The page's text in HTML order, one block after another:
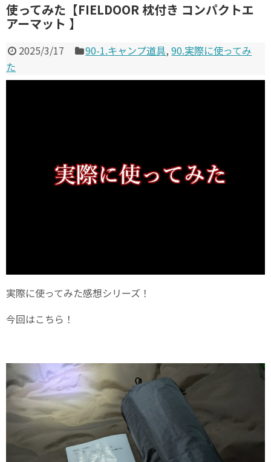
使ってみた【FIELDOOR 枕付き コンパクトエ
アーマット 】
2025/3/17 90-1.キャンプ道具,90.実際に使ってみ
た
実際に使ってみた感想シリーズ！
今回はこちら！